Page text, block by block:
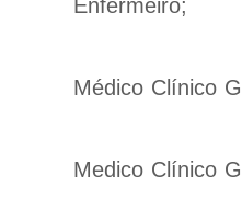
Enfermeiro;
Médico Clínico
Medico Clínico